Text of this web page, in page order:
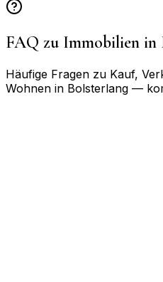
FAQ zu Immobilien in
Häufige Fragen zu Kauf,
Wohnen in Bolsterlang —